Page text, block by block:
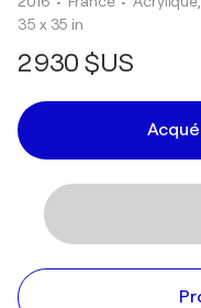
35 x 35 in
2 930 $US